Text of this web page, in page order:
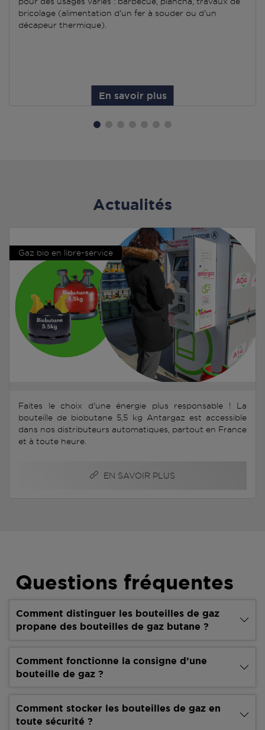
bricolage (alimentation d'un fer à souder ou d'un
décapeur thermique).
En savoir plus
Actualités
Gaz bio en libre-service
Faites le choix d'une énergie plus responsable ! La
bouteille de biobutane 5,5 kg Antargaz est accessible
dans nos distributeurs automatiques, partout en France
et à toute heure.
EN SAVOIR PLUS
Questions fréquentes
Comment distinguer les bouteilles de gaz
propane des bouteilles de gaz butane ?
Comment fonctionne la consigne d’une
bouteille de gaz ?
Comment stocker les bouteilles de gaz en
toute sécurité ?